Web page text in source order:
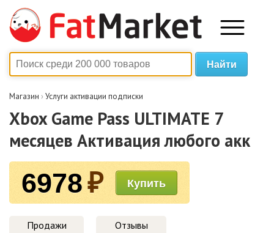
Магазин › Услуги активации подписки
Xbox Game Pass ULTIMATE 7
месяцев Активация любого акк
6978₽
Продажи Отзывы